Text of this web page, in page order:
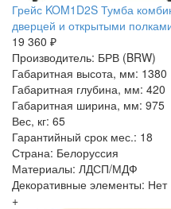
Грейс KOM1D2S Тумба
дверцей и открытыми
19 360 ₽
Производитель: БРВ (BRW)
Габаритная высота, мм: 1380
Габаритная глубина, мм: 420
Габаритная ширина, мм: 975
Вес, кг: 65
Гарантийный срок мес.: 18
Страна: Белоруссия
Материалы: ЛДСП/МДФ
Декоративные элементы: Нет
+